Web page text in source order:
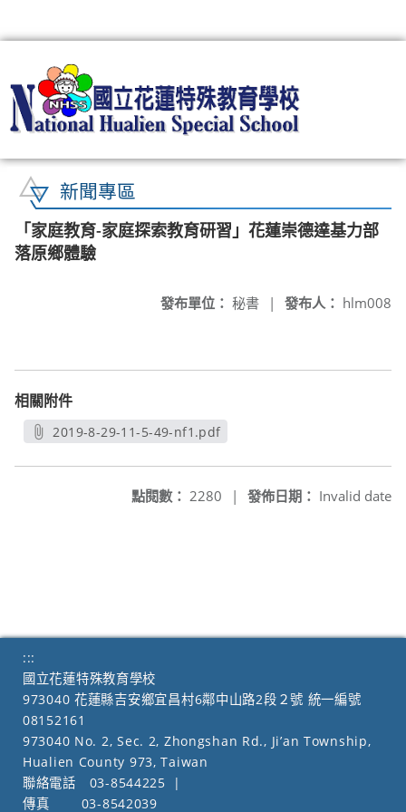
新聞專區
「家庭教育-家庭探索教育研習」花蓮崇德達基力部
落原鄉體驗
發布人： hlm008
發布單位： 秘書 |
相關附件
2019-8-29-11-5-49-nf1.pdf
發佈日期： Invalid date
點閱數： 2280 |
:::
國立花蓮特殊教育學校
973040 花蓮縣吉安鄉宜昌村6鄰中山路2段２號 統一編號
08152161
973040 No. 2, Sec. 2, Zhongshan Rd., Ji’an Township,
Hualien County 973, Taiwan
聯絡電話
03-8544225
|
傳真
03-8542039